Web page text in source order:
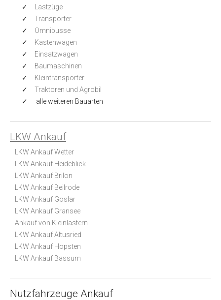
Lastzüge
Transporter
Omnibusse
Kastenwagen
Einsatzwagen
Baumaschinen
Kleintransporter
Traktoren und Agrobil
alle weiteren Bauarten
LKW Ankauf
LKW Ankauf Wetter
LKW Ankauf Heideblick
LKW Ankauf Brilon
LKW Ankauf Beilrode
LKW Ankauf Goslar
LKW Ankauf Gransee
Ankauf von Kleinlastern
LKW Ankauf Altusried
LKW Ankauf Hopsten
LKW Ankauf Bassum
Nutzfahrzeuge Ankauf